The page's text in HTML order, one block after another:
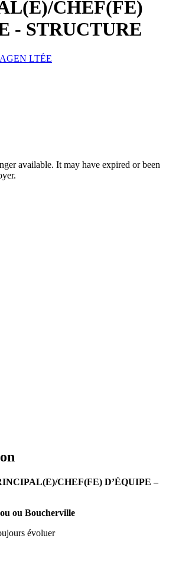
CHEF(FE)
- STRUCTURE
LTÉE
available. It may have expired or been
CHEF(FE) D’ÉQUIPE –
ou Boucherville
évoluer